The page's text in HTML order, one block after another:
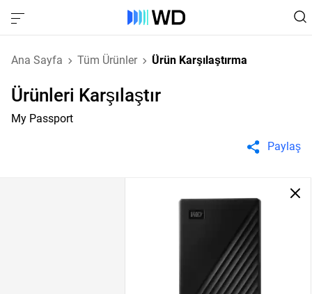
Ana Sayfa Tüm Ürünler Ürün Karşılaştırma
Ürünleri Karşılaştır
My Passport
Paylaş